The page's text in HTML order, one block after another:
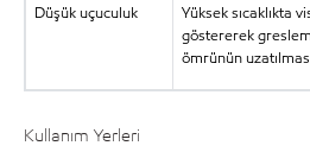
Düşük uçuculuk
Yüksek sıcaklıkta
göstererek
ömrünün
Kullanım Yerleri